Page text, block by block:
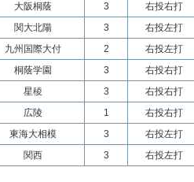
大阪桐蔭 3 右投右打
関大北陽 3 右投左打
九州国際大付 2 右投左打
桐蔭学園 3 右投右打
星稜 3 右投右打
広陵 1 右投右打
東海大相模 3 右投左打
関西 3 右投左打